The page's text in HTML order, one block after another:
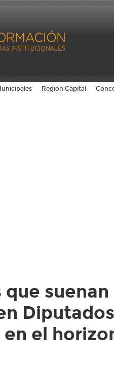
Region Capital
que
en el